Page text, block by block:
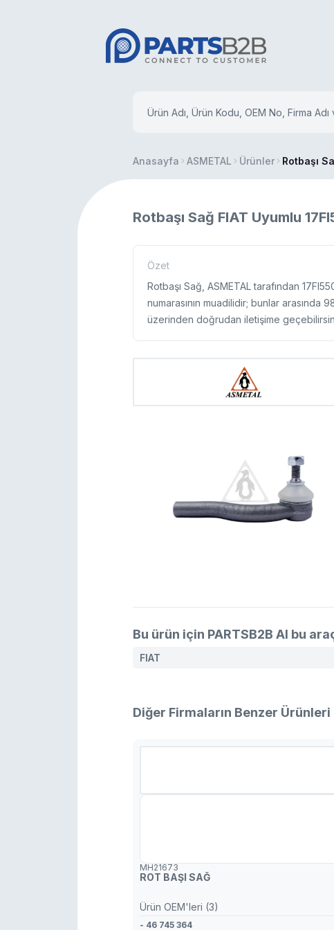
Anasayfa ASMETAL Ürünler Rotbaşı
Rotbaşı Sağ FIAT Uyumlu
Özet
Rotbaşı Sağ, ASMETAL tarafından
numarasının muadilidir; bunlar
üzerinden doğrudan iletişime
Bu ürün için PARTSB2B AI bu
FIAT
Diğer Firmaların Benzer Ürünleri
MH21673
ROT BAŞI SAĞ
Ürün OEM'leri (3)
- 46 745 364